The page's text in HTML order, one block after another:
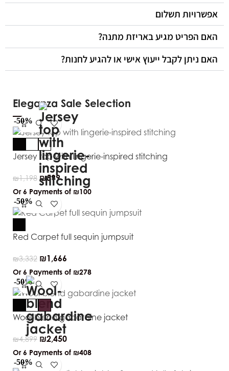
אפשרויות תשלום
האם הפריט מגיע באריזת מתנה?
האם ניתן לקבל ייעוץ אישי או להגיע לחנות?
Eleganza Sale Selection
-50%
Jersey top with lingerie-inspired stitching
₪1,198 ₪599
Or 6 Payments of ₪100
-50%
Red Carpet full sequin jumpsuit
₪3,332 ₪1,666
Or 6 Payments of ₪278
-50%
Wool-blend gabardine jacket
₪4,899 ₪2,450
Or 6 Payments of ₪408
-50%